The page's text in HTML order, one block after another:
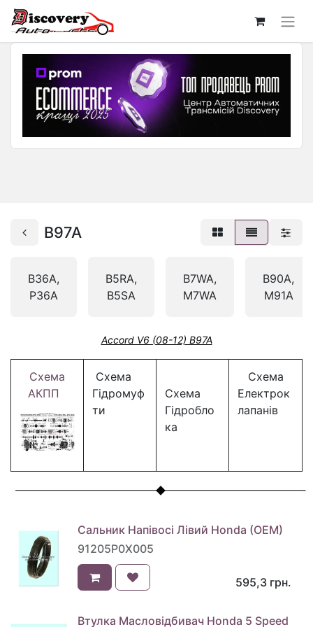
B97A
B36A,
P36A
B5RA,
B5SA
B7WA,
M7WA
B90A,
M91A
Accord V6 (08-12) B97A
Схема
АКПП
Схема
Гідромуф
ти
Схема
Гідробло
ка
Схема
Електрок
лапанів
Сальник Напівосі Лівий Honda (OEM)
91205P0X005
595,3 грн.
Втулка Масловідбивач Honda 5 Speed